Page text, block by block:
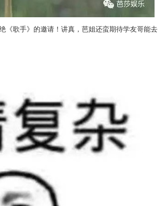
《歌手》的邀请！讲真，芭姐还蛮期待学友哥能去